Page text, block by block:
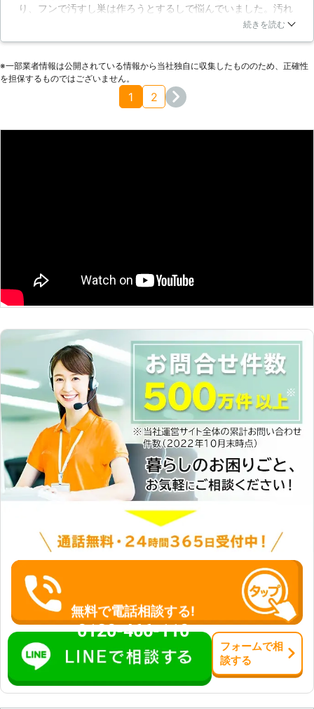
せん。そのまま放っておけばハトは営
巣を行ってしまう可能性がありますの
「共栄開発テクノ株式会社」では、害
いる会社です。もちろん、ハト駆除と
いう業務でも数多くの信頼と 実績が
り、フンで汚すし巣は作ろうとするしで悩んでいました。汚れ
たら掃除はしていましたが、正直あまり触りたくないですし、
除していただいて、こちらの希望も含めて話し合ったうえで対
策をしていただき、何とか追い払うことに成功。ハト対策がこ
んなにお金がかかると思わなかったので痛い出費ですが、これ
でも安いほうみたいですね。とにかくもう来ないようになって
続きを読む
※⼀部業者情報は公開されている情報から当社独⾃に収集したもののため、正確性
を担保するものではございません。
1 2
無料で電話相談する!
0120-466-110
フォームで相
談する